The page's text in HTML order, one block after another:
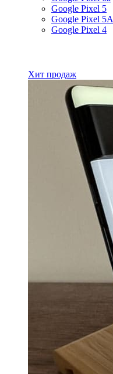
Google Pixel 5
Google Pixel 5A
Google Pixel 4
Хит продаж